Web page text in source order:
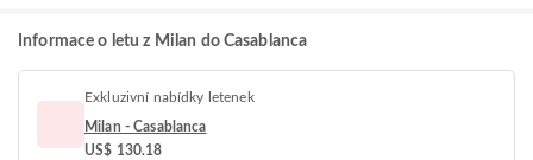
Informace o letu z Milan do Casablanca
Exkluzivní nabídky letenek
Milan - Casablanca
US$ 130.18